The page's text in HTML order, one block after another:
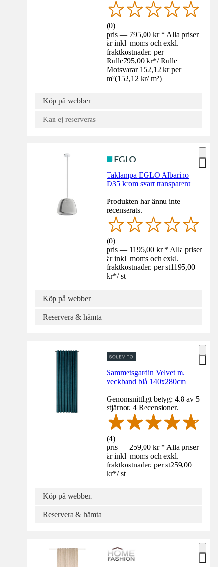
(0)
pris — 795,00 kr * Alla priser
är inkl. moms och exkl.
fraktkostnader. per
Rulle795,00 kr*/ Rulle
Motsvarar 152,12 kr per
m²(152,12 kr/ m²)
Köp på webben
Kan ej reserveras
Taklampa EGLO Albarino
D35 krom svart transparent
Produkten har ännu inte
recenserats.
(0)
pris — 1195,00 kr * Alla priser
är inkl. moms och exkl.
fraktkostnader. per st1195,00
kr*/ st
Köp på webben
Reservera & hämta
Sammetsgardin Velvet m.
veckband blå 140x280cm
Genomsnittligt betyg: 4.8 av 5
stjärnor. 4 Recensioner.
(4)
pris — 259,00 kr * Alla priser
är inkl. moms och exkl.
fraktkostnader. per st259,00
kr*/ st
Köp på webben
Reservera & hämta